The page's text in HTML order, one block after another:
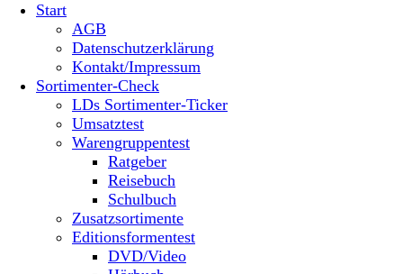
Start
AGB
Datenschutzerklärung
Kontakt/Impressum
Sortimenter-Check
LDs Sortimenter-Ticker
Umsatztest
Warengruppentest
Ratgeber
Reisebuch
Schulbuch
Zusatzsortimente
Editionsformentest
DVD/Video